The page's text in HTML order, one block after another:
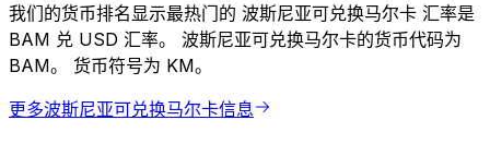
我们的货币排名显示最热门的 波斯尼亚可兑换马尔卡 汇率是
BAM 兑 USD 汇率。 波斯尼亚可兑换马尔卡的货币代码为
BAM。 货币符号为 KM。
更多波斯尼亚可兑换马尔卡信息